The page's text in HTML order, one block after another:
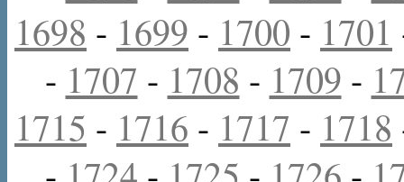
1698 - 1699 - 1700 - 1701
- 1707 - 1708 - 1709 -
1715 - 1716 - 1717 - 1718